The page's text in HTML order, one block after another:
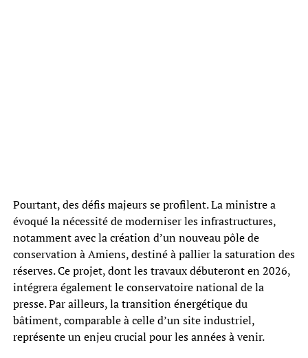
Pourtant, des défis majeurs se profilent. La ministre a
évoqué la nécessité de moderniser les infrastructures,
notamment avec la création d’un nouveau pôle de
conservation à Amiens, destiné à pallier la saturation des
réserves. Ce projet, dont les travaux débuteront en 2026,
intégrera également le conservatoire national de la
presse. Par ailleurs, la transition énergétique du
bâtiment, comparable à celle d’un site industriel,
représente un enjeu crucial pour les années à venir.